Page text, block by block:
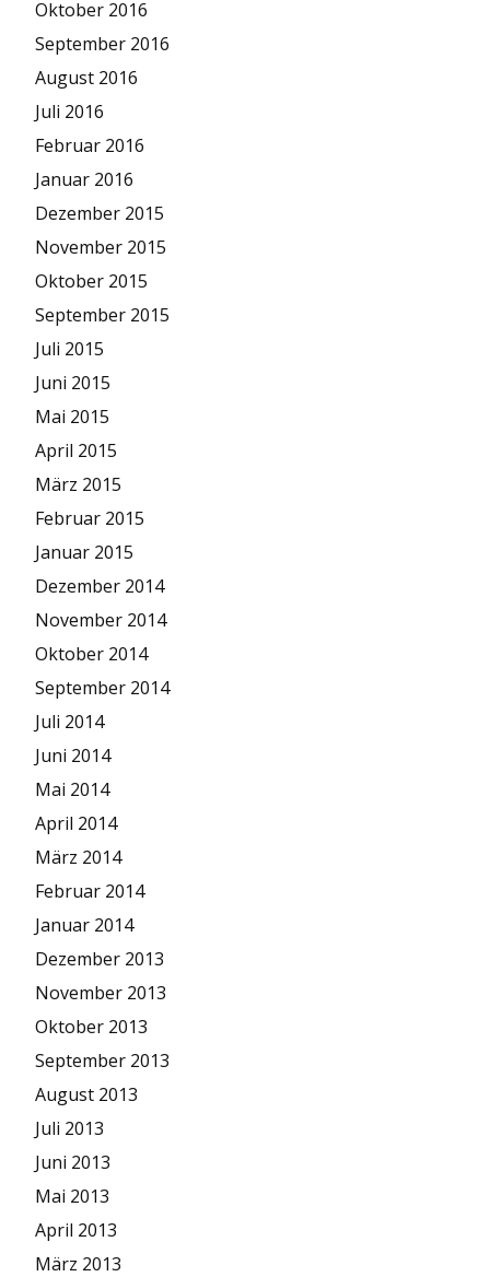
Oktober 2016
September 2016
August 2016
Juli 2016
Februar 2016
Januar 2016
Dezember 2015
November 2015
Oktober 2015
September 2015
Juli 2015
Juni 2015
Mai 2015
April 2015
März 2015
Februar 2015
Januar 2015
Dezember 2014
November 2014
Oktober 2014
September 2014
Juli 2014
Juni 2014
Mai 2014
April 2014
März 2014
Februar 2014
Januar 2014
Dezember 2013
November 2013
Oktober 2013
September 2013
August 2013
Juli 2013
Juni 2013
Mai 2013
April 2013
März 2013